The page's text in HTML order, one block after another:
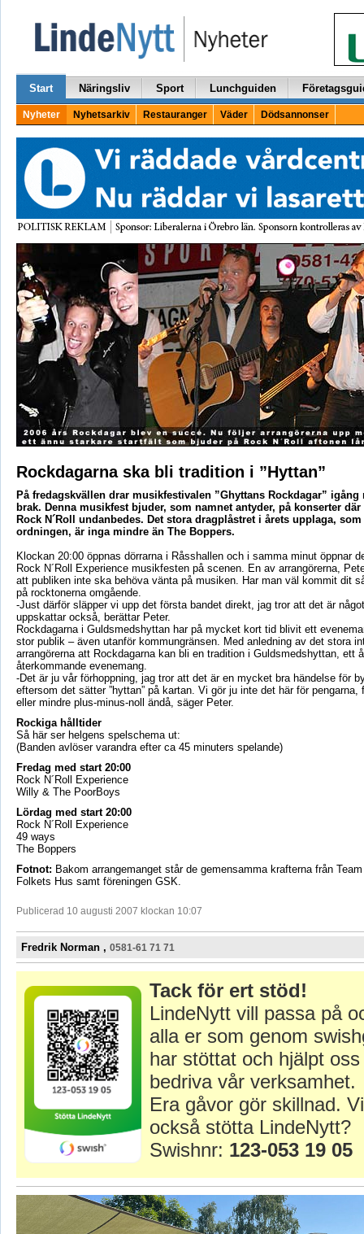
Start Näringsliv Sport Lunchguiden
Nyheter Nyhetsarkiv Restauranger Väder Dödsannonser
Rockdagarna ska bli tradition i ”Hyttan”
På fredagskvällen drar musikfestivalen ”Ghyttans Rockdagar” igång
brak. Denna musikfest bjuder, som namnet antyder, på konserter
Rock N´Roll undanbedes. Det stora dragplåstret i årets upplaga,
ordningen, är inga mindre än The Boppers.
Klockan 20:00 öppnas dörrarna i Råsshallen och i samma minut öppnar
Rock N´Roll Experience musikfesten på scenen. En av arrangörerna,
att publiken inte ska behöva vänta på musiken. Har man väl kommit dit
på rocktonerna omgående.
-Just därför släpper vi upp det första bandet direkt, jag tror att det är
uppskattar också, berättar Peter.
Rockdagarna i Guldsmedshyttan har på mycket kort tid blivit ett
stor publik – även utanför kommungränsen. Med anledning av det stora
arrangörerna att Rockdagarna kan bli en tradition i Guldsmedshyttan, ett
återkommande evenemang.
-Det är ju vår förhoppning, jag tror att det är en mycket bra händelse för
eftersom det sätter ”hyttan” på kartan. Vi gör ju inte det här för pengarna,
eller mindre plus-minus-noll ändå, säger Peter.
Rockiga hålltider
Så här ser helgens spelschema ut:
(Banden avlöser varandra efter ca 45 minuters spelande)
Fredag med start 20:00
Rock N´Roll Experience
Willy & The PoorBoys
Lördag med start 20:00
Rock N´Roll Experience
49 ways
The Boppers
Fotnot: Bakom arrangemanget står de gemensamma krafterna från
Folkets Hus samt föreningen GSK.
Publicerad 10 augusti 2007 klockan 10:07
Fredrik Norman , 0581-61 71 71
Tack för ert stöd!
LindeNytt vill passa på
alla er som genom
har stöttat och hjälpt
bedriva vår verksamhet.
Era gåvor gör skillnad.
också stötta LindeNytt?
Swishnr: 123-053 19 05